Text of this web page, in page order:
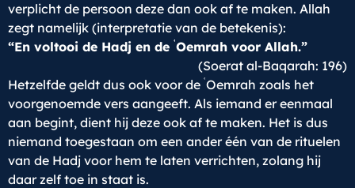
verplicht de persoon deze dan ook af te maken. Allah
zegt namelijk (interpretatie van de betekenis):
“En voltooi de Hadj en de ʿOemrah voor Allah.”
(Soerat al-Baqarah: 196)
Hetzelfde geldt dus ook voor de ʿOemrah zoals het
voorgenoemde vers aangeeft. Als iemand er eenmaal
aan begint, dient hij deze ook af te maken. Het is dus
niemand toegestaan om een ander één van de rituelen
van de Hadj voor hem te laten verrichten, zolang hij
daar zelf toe in staat is.